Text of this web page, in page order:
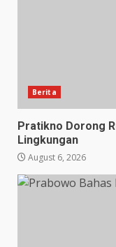
Berita
Pratikno Dorong
Lingkungan
August 6, 2026